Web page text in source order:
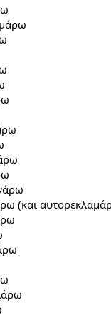
(και